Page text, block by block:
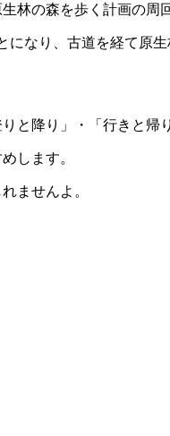
林の森を歩く計画の
になり、古道を経て原
と降り」・「行きと
します。
ませんよ。